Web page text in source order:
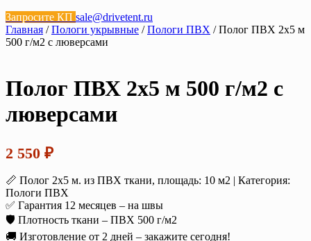
Запросите КП sale@drivetent.ru
Главная /Пологи укрывные /Пологи ПВХ / Полог ПВХ 2х5 м
500 г/м2 с люверсами
Полог ПВХ 2х5 м 500 г/м2 с
люверсами
2 550 ₽
📏 Полог 2х5 м. из ПВХ ткани, площадь: 10 м2 | Категория:
Пологи ПВХ
✅ Гарантия 12 месяцев – на швы
🛡️ Плотность ткани – ПВХ 500 г/м2
🚚 Изготовление от 2 дней – закажите сегодня!